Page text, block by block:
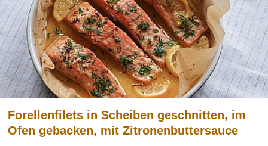
Forellenfilets in Scheiben geschnitten, im
Ofen gebacken, mit Zitronenbuttersauce